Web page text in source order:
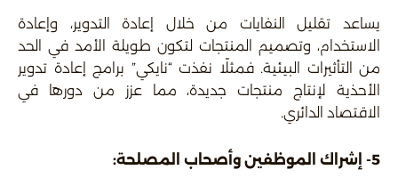
يساعد تقليل النفايات من خلال إعادة التدوير، وإعادة
الاستخدام، وتصميم المنتجات لتكون طويلة الأمد في الحد
من التأثيرات البيئية. فمثلًا نفذت “نايكي” برامج إعادة تدوير
الأحذية لإنتاج منتجات جديدة، مما عزز من دورها في
الاقتصاد الدائري.
5- إشراك الموظفين وأصحاب المصلحة: